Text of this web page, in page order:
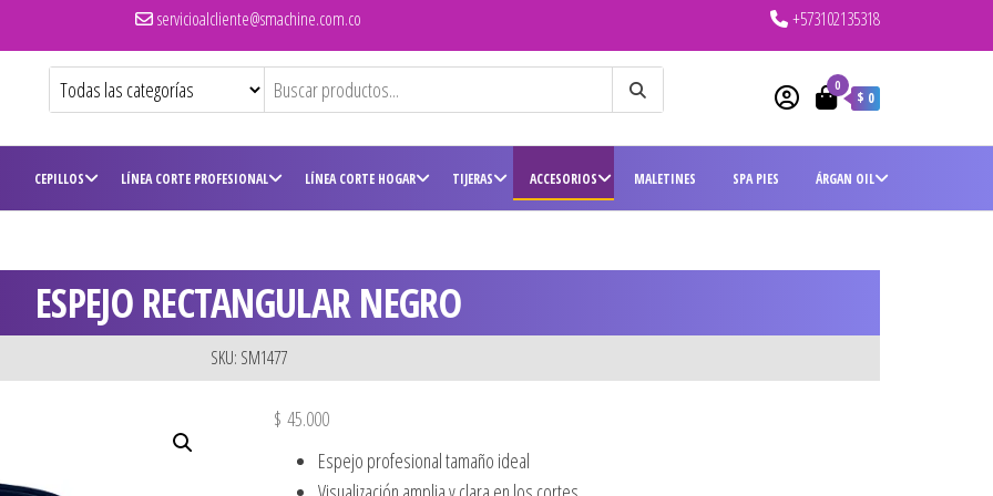
servicioalcliente@smachine.com.co +573102135318
0
$ 0
CEPILLOS LÍNEA CORTE PROFESIONAL LÍNEA CORTE HOGAR TIJERAS ACCESORIOS MALETINES SPA PIES ÁRGAN OIL
ESPEJO RECTANGULAR NEGRO
SKU: SM1477
$ 45.000
Espejo profesional tamaño ideal